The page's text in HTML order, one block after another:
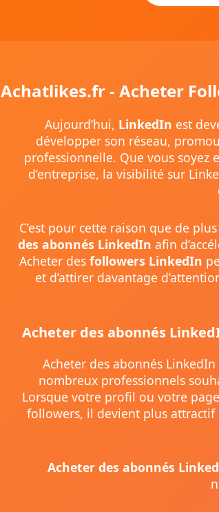
Achatlikes.fr - Acheter
Aujourd’hui, LinkedIn est
développer son réseau,
professionnelle. Que vous
d’entreprise, la visibilité sur
C’est pour cette raison que de
des abonnés LinkedIn afin
Acheter des followers LinkedIn
et d’attirer davantage
Acheter des abonnés
Acheter des abonnés
nombreux professionnels
Lorsque votre profil ou votre
followers, il devient plus attractif
Acheter des abonnés